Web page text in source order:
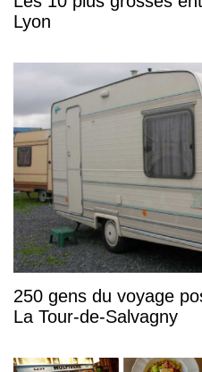
Lyon
250 gens du voyage
La Tour-de-Salvagny